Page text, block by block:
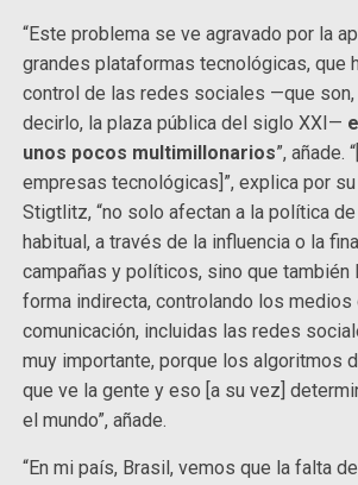
“Este problema se ve agravado por la
grandes plataformas tecnológicas, que
control de las redes sociales —que
decirlo, la plaza pública del siglo XXI—
unos pocos multimillonarios”, añade.
empresas tecnológicas]”, explica por
Stigtlitz, “no solo afectan a la política
habitual, a través de la influencia o la
campañas y políticos, sino que también
forma indirecta, controlando los medios
comunicación, incluidas las redes
muy importante, porque los algoritmos
que ve la gente y eso [a su vez]
el mundo”, añade.
“En mi país, Brasil, vemos que la falta